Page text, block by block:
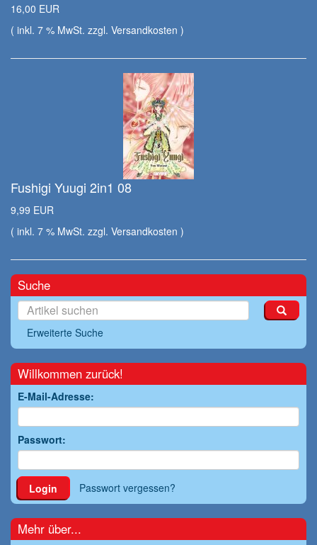
16,00 EUR
( inkl. 7 % MwSt. zzgl. Versandkosten )
Fushigi Yuugi 2in1 08
9,99 EUR
( inkl. 7 % MwSt. zzgl. Versandkosten )
Suche
Erweiterte Suche
Willkommen zurück!
E-Mail-Adresse:
Passwort:
Login Passwort vergessen?
Mehr über...